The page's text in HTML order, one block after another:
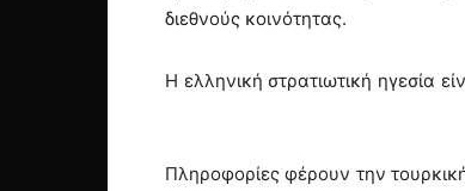
διεθνούς κοινότητας.
Η ελληνική στρατιωτική ηγεσία
Πληροφορίες φέρουν την